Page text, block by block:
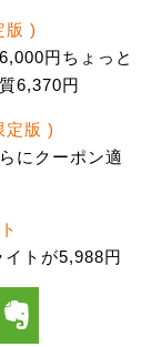
版 )
円ちょっと
6,370円
定版 )
にクーポン適
トが5,988円
evernote